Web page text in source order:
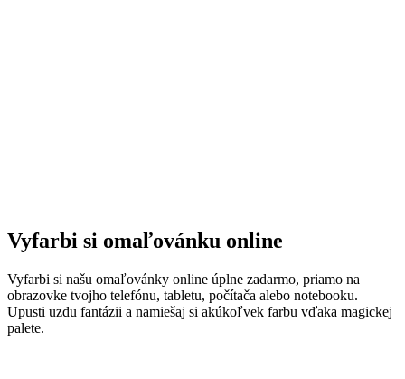
Vyfarbi si omaľovánku online
Vyfarbi si našu omaľovánky online úplne zadarmo, priamo na
obrazovke tvojho telefónu, tabletu, počítača alebo notebooku.
Upusti uzdu fantázii a namiešaj si akúkoľvek farbu vďaka magickej
palete.